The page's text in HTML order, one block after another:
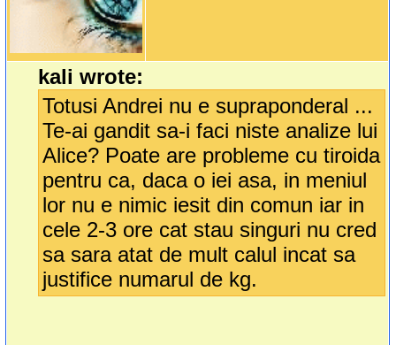
kali wrote:
Totusi Andrei nu e supraponderal ...
Te-ai gandit sa-i faci niste analize lui
Alice? Poate are probleme cu tiroida
pentru ca, daca o iei asa, in meniul
lor nu e nimic iesit din comun iar in
cele 2-3 ore cat stau singuri nu cred
sa sara atat de mult calul incat sa
justifice numarul de kg.